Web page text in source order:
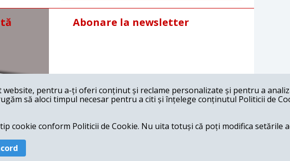
Abonare la newsletter
pentru a-ți oferi conținut și reclame personalizate și pentru a
să aloci timpul necesar pentru a citi și înțelege conținutul Politicii de
cookie conform Politicii de Cookie. Nu uita totuși că poți modifica setările